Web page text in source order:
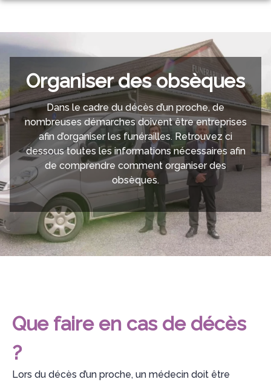
Aller
contenu
ORGANISER DES OBSÈQUES
SERVICES AUX FAMILLES
NOTRE AGENCE
NOTRE CHAMBRE FUNERAIRE
ESPACES HOMMAGES
Organiser des obsèques
Dans le cadre du décès d’un proche, de
nombreuses démarches doivent être entreprises
afin d’organiser les funérailles. Retrouvez ci
dessous toutes les informations nécessaires afin
de comprendre comment organiser des
obsèques.
Que faire en cas de décès
?
Lors du décès d’un proche, un médecin doit être